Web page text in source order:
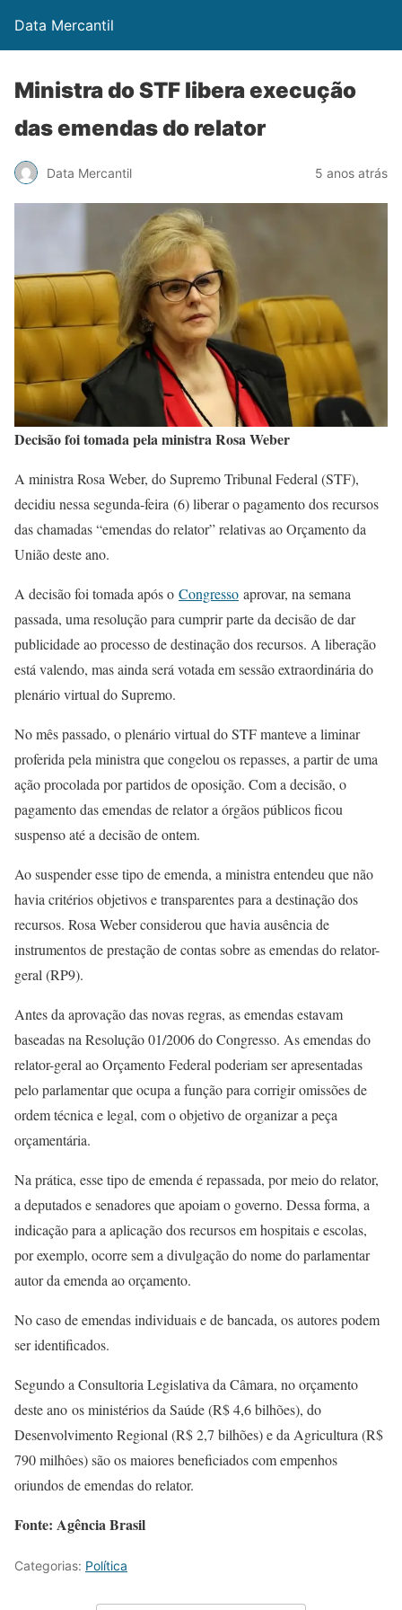
Data Mercantil
Ministra do STF libera execução
das emendas do relator
Data Mercantil 5 anos atrás
Decisão foi tomada pela ministra Rosa Weber
A ministra Rosa Weber, do Supremo Tribunal Federal (STF),
decidiu nessa segunda-feira (6) liberar o pagamento dos recursos
das chamadas “emendas do relator” relativas ao Orçamento da
União deste ano.
A decisão foi tomada após o Congresso aprovar, na semana
passada, uma resolução para cumprir parte da decisão de dar
publicidade ao processo de destinação dos recursos. A liberação
está valendo, mas ainda será votada em sessão extraordinária do
plenário virtual do Supremo.
No mês passado, o plenário virtual do STF manteve a liminar
proferida pela ministra que congelou os repasses, a partir de uma
ação procolada por partidos de oposição. Com a decisão, o
pagamento das emendas de relator a órgãos públicos ficou
suspenso até a decisão de ontem.
Ao suspender esse tipo de emenda, a ministra entendeu que não
havia critérios objetivos e transparentes para a destinação dos
recursos. Rosa Weber considerou que havia ausência de
instrumentos de prestação de contas sobre as emendas do relator-
geral (RP9).
Antes da aprovação das novas regras, as emendas estavam
baseadas na Resolução 01/2006 do Congresso. As emendas do
relator-geral ao Orçamento Federal poderiam ser apresentadas
pelo parlamentar que ocupa a função para corrigir omissões de
ordem técnica e legal, com o objetivo de organizar a peça
orçamentária.
Na prática, esse tipo de emenda é repassada, por meio do relator,
a deputados e senadores que apoiam o governo. Dessa forma, a
indicação para a aplicação dos recursos em hospitais e escolas,
por exemplo, ocorre sem a divulgação do nome do parlamentar
autor da emenda ao orçamento.
No caso de emendas individuais e de bancada, os autores podem
ser identificados.
Segundo a Consultoria Legislativa da Câmara, no orçamento
deste ano os ministérios da Saúde (R$ 4,6 bilhões), do
Desenvolvimento Regional (R$ 2,7 bilhões) e da Agricultura (R$
790 milhôes) são os maiores beneficiados com empenhos
oriundos de emendas do relator.
Fonte: Agência Brasil
Categorias: Política